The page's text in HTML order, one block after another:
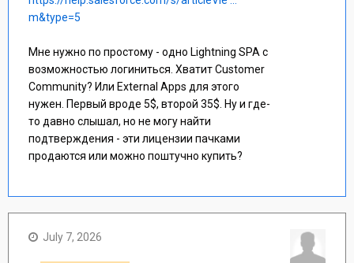
m&type=5
Мне нужно по простому - одно Lightning SPA с
возможностью логиниться. Хватит Customer
Community? Или External Apps для этого
нужен. Первый вроде 5$, второй 35$. Ну и где-
то давно слышал, но не могу найти
подтверждения - эти лицензии пачками
продаются или можно поштучно купить?
July 7, 2026